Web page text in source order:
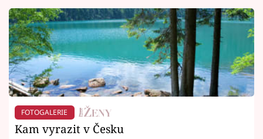
FOTOGALERIE
Kam vyrazit v Česku